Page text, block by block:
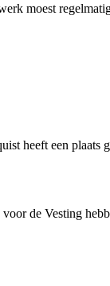
moest
heeft een plaats
de Vesting